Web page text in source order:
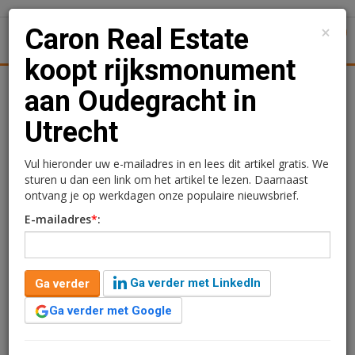
Juridisch | Fiscaal Transacties
Caron Real Estate koopt
rijksmonument aan
Oudegracht in Utrecht
Caron Real Estate heeft het pand aan de Oudegracht 63
in Utrecht gekocht van een particuliere belegger. Het
gaat om een rijksmonument in het historische centrum
×
Caron Real Estate
koopt rijksmonument
aan Oudegracht in
Utrecht
Vul hieronder uw e-mailadres in en lees dit artikel gratis. We
sturen u dan een link om het artikel te lezen. Daarnaast
ontvang je op werkdagen onze populaire nieuwsbrief.
E-mailadres*:
Ga verder
Ga verder met LinkedIn
Ga verder met Google